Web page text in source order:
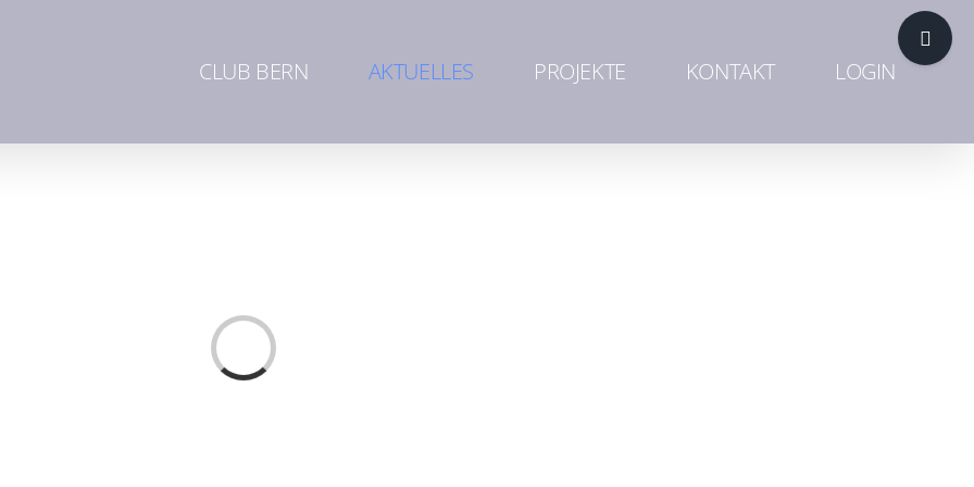
CLUB BERN AKTUELLES PROJEKTE KONTAKT LOGIN
Loading...
Toggle
Sliding